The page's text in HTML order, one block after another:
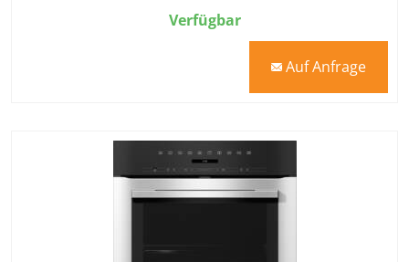
Verfügbar
mail Auf Anfrage